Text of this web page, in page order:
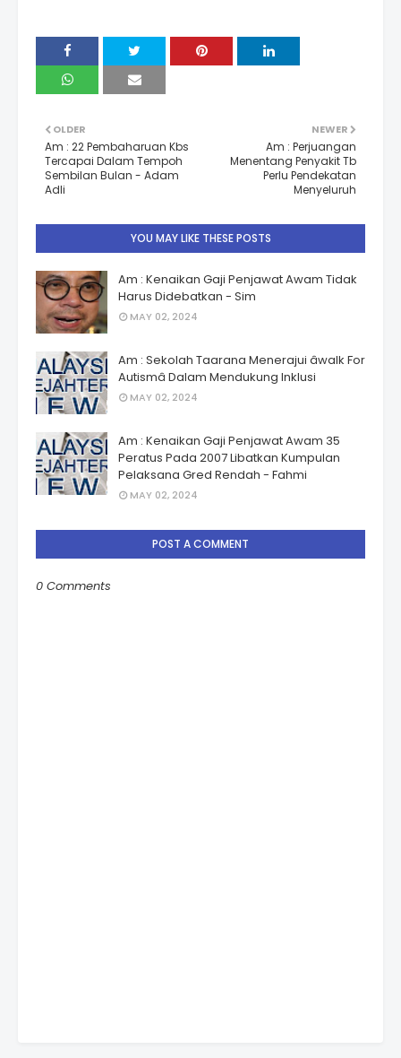
NEWER
Am : Perjuangan
Menentang Penyakit Tb
Perlu Pendekatan
Menyeluruh
OLDER
Am : 22 Pembaharuan Kbs
Tercapai Dalam Tempoh
Sembilan Bulan - Adam
Adli
YOU MAY LIKE THESE POSTS
Am : Kenaikan Gaji Penjawat Awam Tidak
Harus Didebatkan - Sim
MAY 02, 2024
Am : Sekolah Taarana Menerajui âwalk For
Autismâ Dalam Mendukung Inklusi
MAY 02, 2024
Am : Kenaikan Gaji Penjawat Awam 35
Peratus Pada 2007 Libatkan Kumpulan
Pelaksana Gred Rendah - Fahmi
MAY 02, 2024
POST A COMMENT
0 Comments